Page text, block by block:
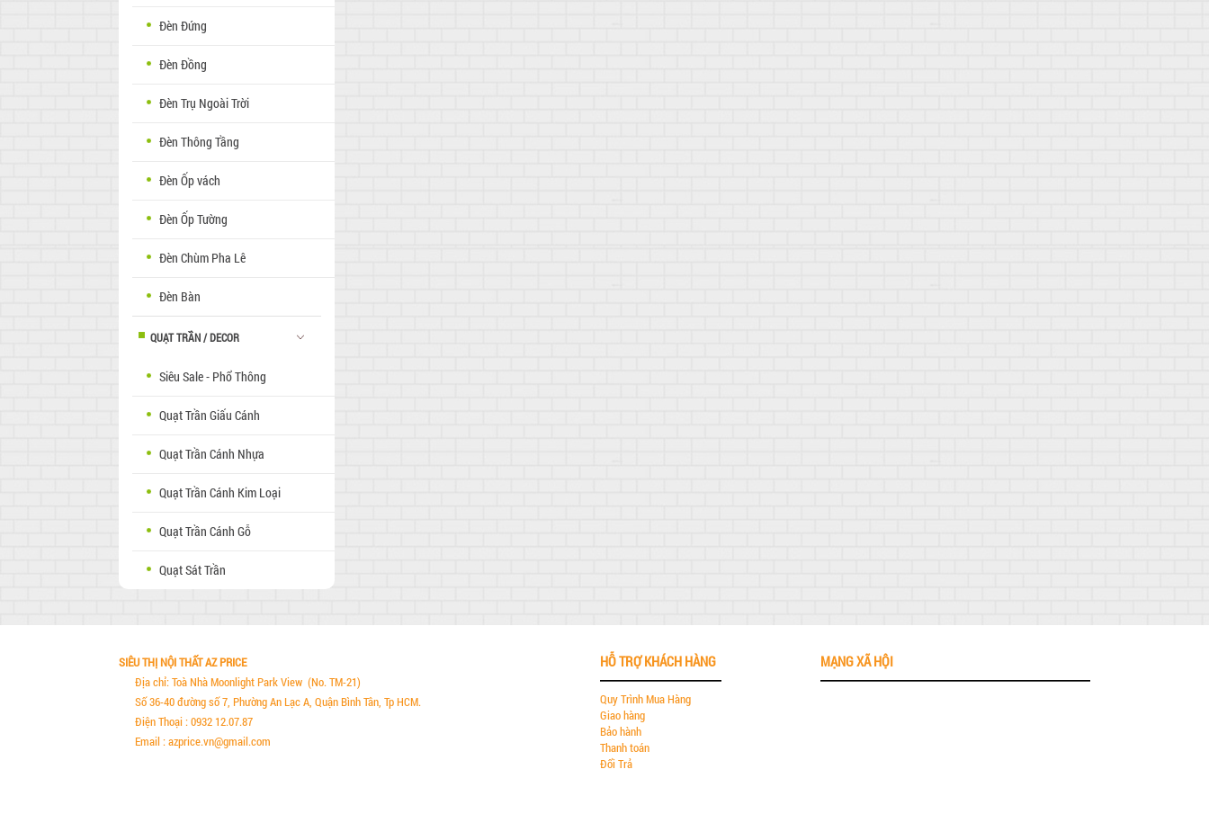
Đèn Đứng
Đèn Đồng
Đèn Trụ Ngoài Trời
Đèn Thông Tầng
Đèn Ốp vách
Đèn Ốp Tường
Đèn Chùm Pha Lê
Đèn Bàn
QUẠT TRẦN / DECOR
Siêu Sale - Phổ Thông
Quạt Trần Giấu Cánh
Quạt Trần Cánh Nhựa
Quạt Trần Cánh Kim Loại
Quạt Trần Cánh Gỗ
Quạt Sát Trần
SIÊU THỊ NỘI THẤT AZ PRICE
Địa chỉ: Toà Nhà Moonlight Park View (No. TM-21)
Số 36-40 đường số 7, Phường An Lạc A, Quận Bình Tân, Tp HCM.
Điện Thoại : 0932 12.07.87
Email : azprice.vn@gmail.com
HỖ TRỢ KHÁCH HÀNG
Quy Trình Mua Hàng
Giao hàng
Bảo hành
Thanh toán
Đổi Trả
MẠNG XÃ HỘI